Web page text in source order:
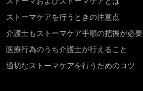
ストーマケアを行うときの注意点
介護士もストーマケア手順の把握が必要
医療行為のうち介護士が行えること
適切なストーマケアを行うためのコツ